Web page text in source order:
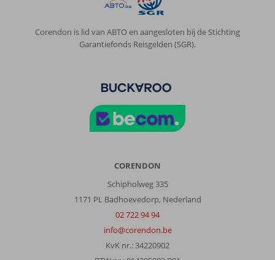
Corendon is lid van ABTO en aangesloten bij de Stichting
Garantiefonds Reisgelden (SGR).
CORENDON
Schipholweg 335
1171 PL Badhoevedorp, Nederland
02 722 94 94
info@corendon.be
KvK nr.: 34220902